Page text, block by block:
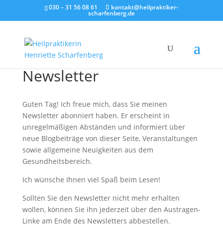
030 – 31 56 08 61 kontakt@heilpraktiker-
scharfenberg.de
Newsletter
Guten Tag! Ich freue mich, dass Sie meinen
Newsletter abonniert haben. Er erscheint in
unregelmäßigen Abständen und informiert über
neue Blogbeiträge von dieser Seite, Veranstaltungen
sowie allgemeine Neuigkeiten aus dem
Gesundheitsbereich.
Ich wünsche Ihnen viel Spaß beim Lesen!
Sollten Sie den Newsletter nicht mehr erhalten
wollen, können Sie ihn jederzeit über den Austragen-
Linke am Ende des Newsletters abbestellen.